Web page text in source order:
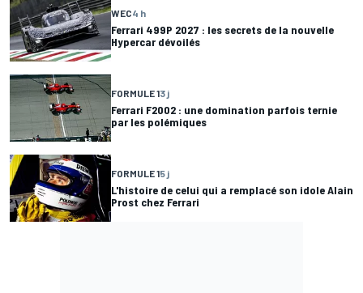
WEC4 h
Ferrari 499P 2027 : les secrets de la nouvelle
Hypercar dévoilés
FORMULE 13 j
Ferrari F2002 : une domination parfois ternie
par les polémiques
FORMULE 15 j
L'histoire de celui qui a remplacé son idole Alain
Prost chez Ferrari